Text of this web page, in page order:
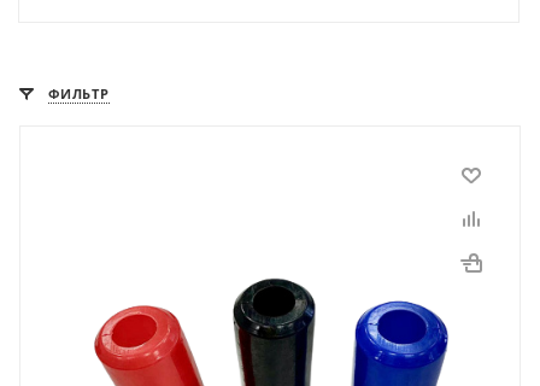
ФИЛЬТР